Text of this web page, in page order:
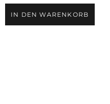
IN DEN WARENKORB